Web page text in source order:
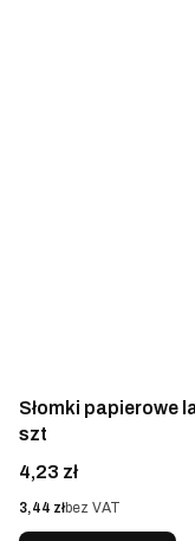
Słomki papierowe
szt
Cena
4,23 zł
Cena
3,44 złbez VAT